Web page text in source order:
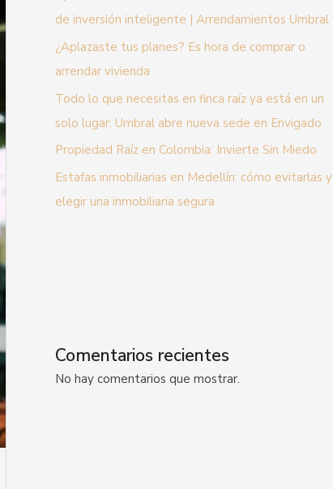
de inversión inteligente | Arrendamientos Umbral
¿Aplazaste tus planes? Es hora de comprar o
arrendar vivienda
Todo lo que necesitas en finca raíz ya está en un
solo lugar: Umbral abre nueva sede en Envigado
Propiedad Raíz en Colombia: Invierte Sin Miedo
Estafas inmobiliarias en Medellín: cómo evitarlas y
elegir una inmobiliaria segura
Comentarios recientes
No hay comentarios que mostrar.